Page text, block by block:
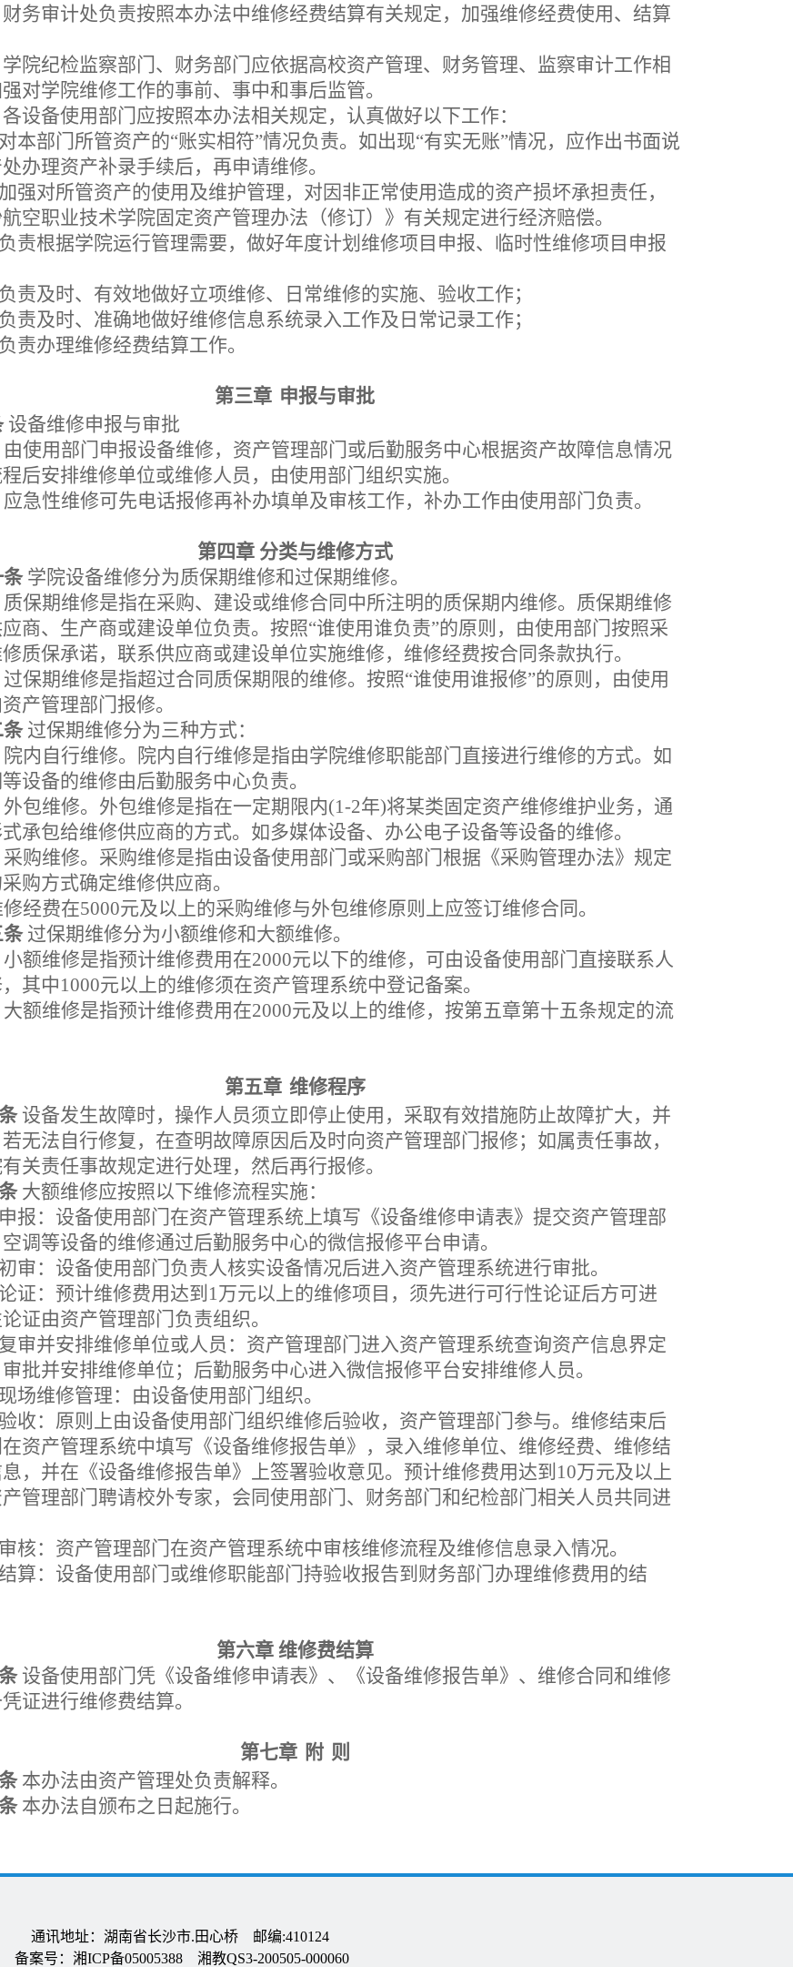
财务审计处负责按照本办法中维修经费结算有关规定，加强维修经费使用、结算
学院纪检监察部门、财务部门应依据高校资产管理、财务管理、监察审计工作相
对学院维修工作的事前、事中和事后监管。
各设备使用部门应按照本办法相关规定，认真做好以下工作：
对本部门所管资产的“账实相符”情况负责。如出现“有实无账”情况，应作出书面说
办理资产补录手续后，再申请维修。
加强对所管资产的使用及维护管理，对因非正常使用造成的资产损坏承担责任，
空职业技术学院固定资产管理办法（修订）》有关规定进行经济赔偿。
负责根据学院运行管理需要，做好年度计划维修项目申报、临时性维修项目申报
负责及时、有效地做好立项维修、日常维修的实施、验收工作；
负责及时、准确地做好维修信息系统录入工作及日常记录工作；
负责办理维修经费结算工作。
第三章 申报与审批
设备维修申报与审批
由使用部门申报设备维修，资产管理部门或后勤服务中心根据资产故障信息情况
后安排维修单位或维修人员，由使用部门组织实施。
应急性维修可先电话报修再补办填单及审核工作，补办工作由使用部门负责。
第四章分类与维修方式
学院设备维修分为质保期维修和过保期维修。
质保期维修是指在采购、建设或维修合同中所注明的质保期内维修。质保期维修
商、生产商或建设单位负责。按照“谁使用谁负责”的原则，由使用部门按照采
质保承诺，联系供应商或建设单位实施维修，维修经费按合同条款执行。
过保期维修是指超过合同质保期限的维修。 按照“谁使用谁报修”的原则，由使用
产管理部门报修。
过保期维修分为三种方式：
院内自行维修。院内自行维修是指由学院维修职能部门直接进行维修的方式。如
设备的维修由后勤服务中心负责。
外包维修。外包维修是指在一定期限内(1-2年)将某类固定资产维修维护业务，通
承包给维修供应商的方式。如多媒体设备、办公电子设备等设备的维修。
采购维修。采购维修是指由设备使用部门或采购部门根据《采购管理办法》规定
购方式确定维修供应商。
经费在5000元及以上的采购维修与外包维修原则上应签订维修合同。
过保期维修分为小额维修和大额维修。
小额维修是指预计维修费用在2000元以下的维修， 可由设备使用部门直接联系人
其中1000元以上的维修须在资产管理系统中登记备案。
大额维修是指预计维修费用在2000元及以上的维修，按第五章第十五条规定的流
第五章 维修程序
设备发生故障时，操作人员须立即停止使用，采取有效措施防止故障扩大，并
无法自行修复，在查明故障原因后及时向资产管理部门报修；如属责任事故，
关责任事故规定进行处理，然后再行报修。
大额维修应按照以下维修流程实施：
申报：设备使用部门在资产管理系统上填写《设备维修申请表》提交资产管理部
调等设备的维修通过后勤服务中心的微信报修平台申请。
初审：设备使用部门负责人核实设备情况后进入资产管理系统进行审批。
论证：预计维修费用达到 1万元以上的维修项目， 须先进行可行性论证后方可进
证由资产管理部门负责组织。
复审并安排维修单位或人员：资产管理部门进入资产管理系统查询资产信息界定
批并安排维修单位；后勤服务中心进入微信报修平台安排维修人员。
现场维修管理：由设备使用部门组织。
验收：原则上由设备使用部门组织维修后验收，资产管理部门参与。维修结束后
资产管理系统中填写《设备维修报告单》，录入维修单位、维修经费、维修结
，并在《设备维修报告单》上签署验收意见。预计维修费用达到 10万元及以上
管理部门聘请校外专家，会同使用部门、财务部门和纪检部门相关人员共同进
审核：资产管理部门在资产管理系统中审核维修流程及维修信息录入情况。
结算：设备使用部门或维修职能部门持验收报告到财务部门办理维修费用的结
第六章维修费结算
设备使用部门凭 《设备维修申请表》、《设备维修报告单》、 维修合同和维修
证进行维修费结算。
第七章 附 则
本办法由资产管理处负责解释。
本办法自颁布之日起施行。
通讯地址：湖南省长沙市.田心桥 邮编:410124
备案号：湘ICP备05005388 湘教QS3-200505-000060